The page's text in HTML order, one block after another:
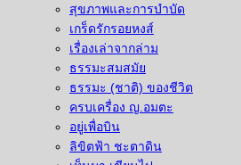
สุขภาพและการบำบัด
เกร็ดรักรอยหงส์
เรื่องเล่าจากล่าม
ธรรมะสมสมัย
ธรรมะ (ชาติ) ของชีวิต
ครบเครื่อง ญ.อมตะ
อยู่เพื่อบิน
ลิขิตฟ้า ชะตาดิน